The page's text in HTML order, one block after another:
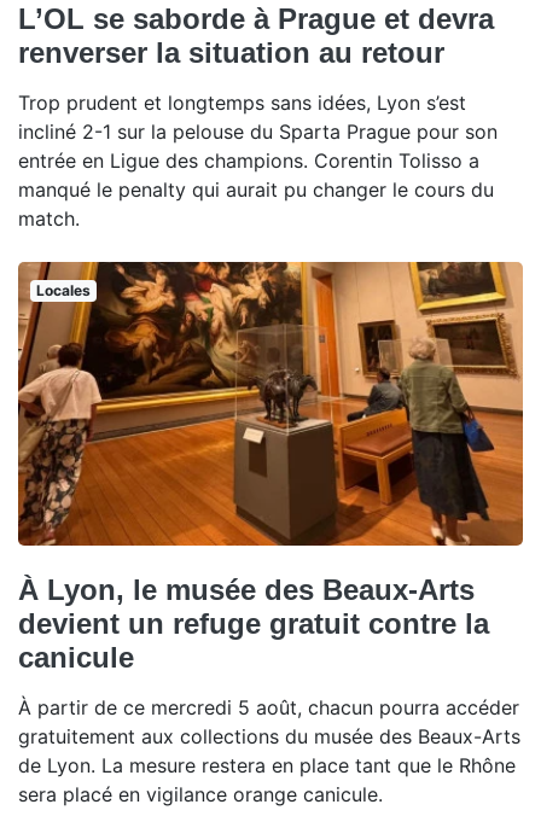
L’OL se saborde à Prague et devra
renverser la situation au retour
Trop prudent et longtemps sans idées, Lyon s’est
incliné 2-1 sur la pelouse du Sparta Prague pour son
entrée en Ligue des champions. Corentin Tolisso a
manqué le penalty qui aurait pu changer le cours du
match.
Locales
À Lyon, le musée des Beaux-Arts
devient un refuge gratuit contre la
canicule
À partir de ce mercredi 5 août, chacun pourra accéder
gratuitement aux collections du musée des Beaux-Arts
de Lyon. La mesure restera en place tant que le Rhône
sera placé en vigilance orange canicule.